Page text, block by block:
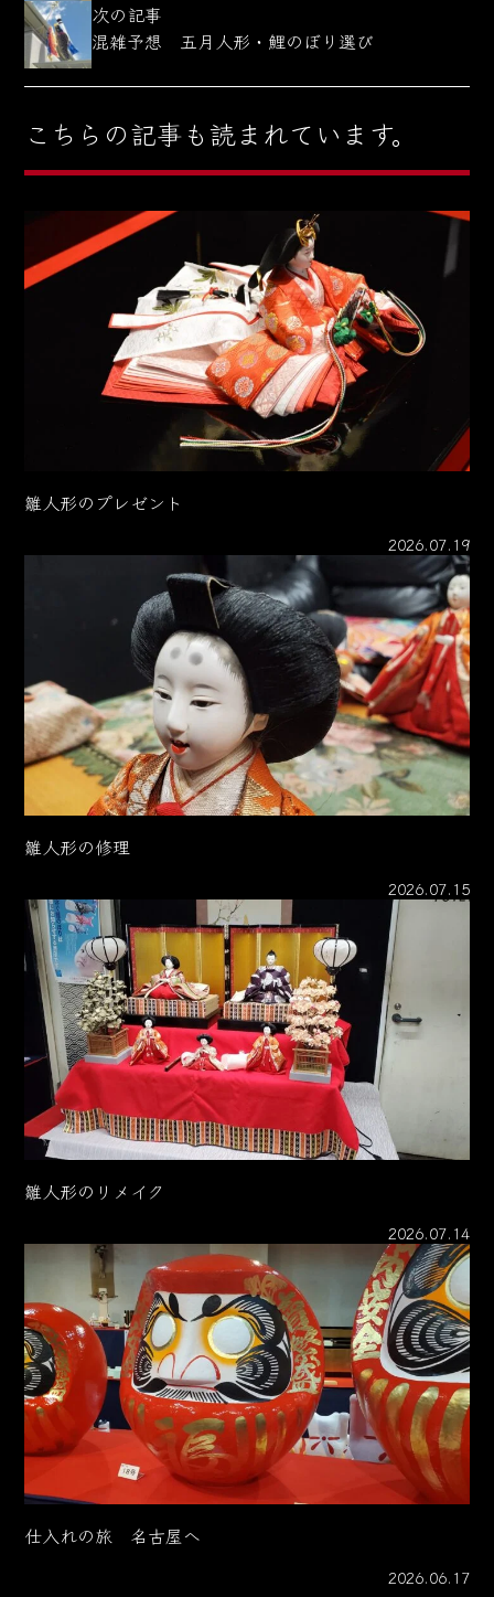
次の記事
混雑予想 五月人形・鯉のぼり選び
こちらの記事も読まれています。
雛人形のプレゼント
2026.07.19
雛人形の修理
2026.07.15
雛人形のリメイク
2026.07.14
仕入れの旅 名古屋へ
2026.06.17